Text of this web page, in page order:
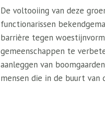
De voltooiing van deze
functionarissen
barrière tegen
gemeenschappen te
aanleggen van
mensen die in de buurt van